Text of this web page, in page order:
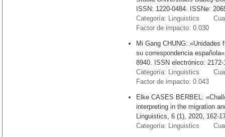
ISSN: 1220-0484. ISSNe:
Categoría: Linguistics
Factor de impacto: 0.030
Mi Gang CHUNG:
su correspondencia
8940. ISSN electrónico: 2172-
Categoría: Linguistics
Factor de impacto: 0.043
Elke CASES BERBEL:
interpreting in the migration
Linguistics, 6 (1), 2020, 162-
Categoría: Linguistics